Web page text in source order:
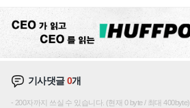
기사댓글0개
200자까지 쓰실 수 있습니다. (현재 0 byte / 최대 400byte)